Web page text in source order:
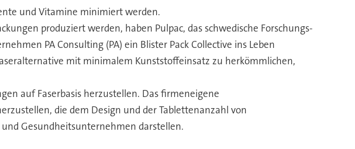
und Vitamine minimiert werden.
produziert werden, haben Pulpac, das schwedische Forschungs-
PA Consulting (PA) ein Blister Pack Collective ins Leben
mit minimalem Kunststoffeinsatz zu herkömmlichen,
auf Faserbasis herzustellen. Das firmeneigene
die dem Design und der Tablettenanzahl von
Gesundheitsunternehmen darstellen.